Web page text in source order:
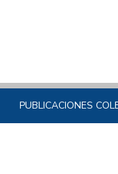
PUBLICACIONES